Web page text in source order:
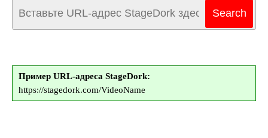
Пример URL-адреса StageDork:
https://stagedork.com/VideoName